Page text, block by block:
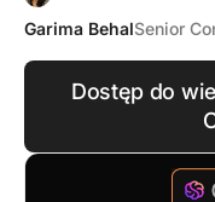
Garima BehalSenior
Dostęp do